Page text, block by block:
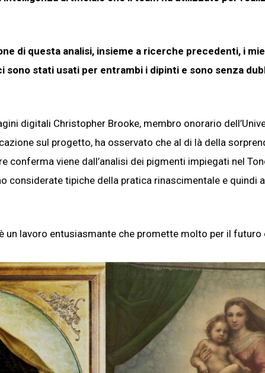
di questa analisi, insieme a ricerche precedenti, i
sono stati usati per entrambi i dipinti e sono senza
digitali Christopher Brooke, membro onorario
sul progetto, ha osservato che al di là della
conferma viene dall’analisi dei pigmenti impiegati nel
considerate tipiche della pratica rinascimentale e quindi
un lavoro entusiasmante che promette molto per il futuro